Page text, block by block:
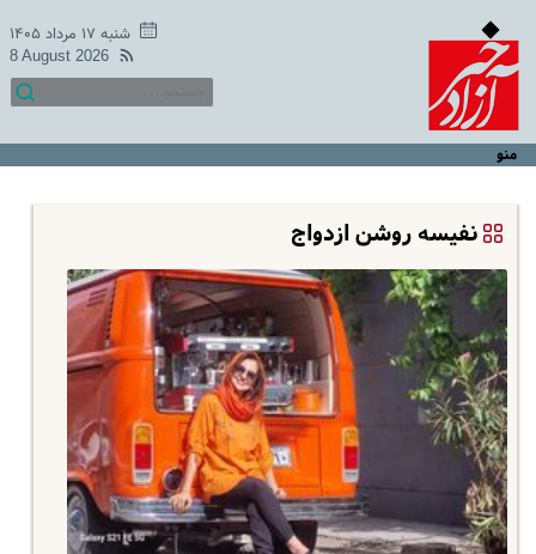
شنبه ۱۷ مرداد ۱۴۰۵
8 August 2026
منو
نفیسه روشن ازدواج